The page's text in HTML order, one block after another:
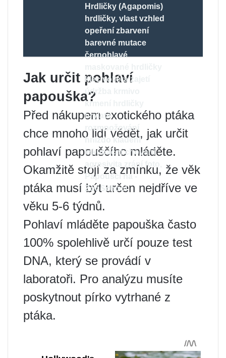
Hrdličky (Agapomis)
hrdličky, vlast vzhled
opeření zbarvení
barevné mutace
černohlavé
klec voliéra zajetí
údržba krmivo
krmení hrdličky
brýlaté
rozmnožování
hnízdo kladení
inkubační chování
agresivita zrání foto,
Papoušci na -
ZooSchool
Jak určit pohlaví
papouška?
Před nákupem exotického ptáka
chce mnoho lidí vědět, jak určit
pohlaví papouščího mláděte.
Okamžitě stojí za zmínku, že věk
ptáka musí být určen nejdříve ve
věku 5-6 týdnů.
Pohlaví mláděte papouška často
100% spolehlivě určí pouze test
DNA, který se provádí v
laboratoři. Pro analýzu musíte
poskytnout pírko vytrhané z
ptáka.